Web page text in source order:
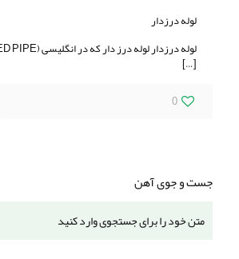
لوله درزدار
لوله درزدار لوله درز دار که در انگلیسی (WELDED PIPE) می باشد
[…]
0
جست و جوی آهن